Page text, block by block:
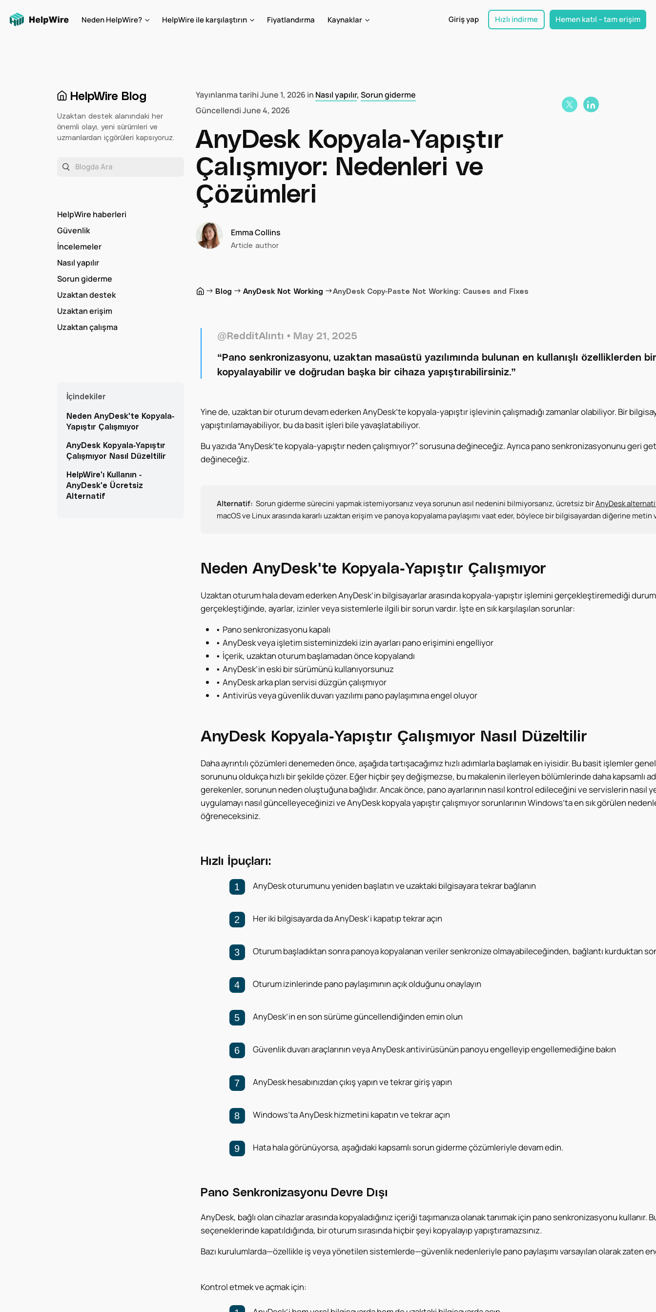
Neden HelpWire? HelpWire ile karşılaştırın Fiyatlandırma Kaynaklar Giriş yap Hızlı indirme Hemen katıl – tam erişim
HelpWire Blog
Uzaktan destek alanındaki her
önemli olayı, yeni sürümleri ve
uzmanlardan içgörüleri kapsıyoruz.
HelpWire haberleri
Güvenlik
İncelemeler
Nasıl yapılır
Sorun giderme
Uzaktan destek
Uzaktan erişim
Uzaktan çalışma
İçindekiler
Neden AnyDesk'te Kopyala-
Yapıştır Çalışmıyor
AnyDesk Kopyala-Yapıştır
Çalışmıyor Nasıl Düzeltilir
HelpWire'ı Kullanın -
AnyDesk'e Ücretsiz
Alternatif
GüncellendiJune 4, 2026
Yayınlanma tarihiJune 1, 2026 in Nasıl yapılır, Sorun giderme
AnyDesk Kopyala-Yapıştır
Çalışmıyor: Nedenleri ve
Çözümleri
Emma Collins
Article author
→ Blog → AnyDesk Not Working →AnyDesk Copy-Paste Not Working: Causes and Fixes
@RedditAlıntı • May 21, 2025
“Pano senkronizasyonu, uzaktan masaüstü yazılımında bulunan en kullanışlı özelliklerden
kopyalayabilir ve doğrudan başka bir cihaza yapıştırabilirsiniz.”
Yine de, uzaktan bir oturum devam ederken AnyDesk’te kopyala-yapıştır işlevinin çalışmadığı zamanlar olabiliyor. Bir
yapıştırılamayabiliyor, bu da basit işleri bile yavaşlatabiliyor.
Bu yazıda “AnyDesk’te kopyala-yapıştır neden çalışmıyor?” sorusuna değineceğiz. Ayrıca pano senkronizasyonunu geri
değineceğiz.
Alternatif: Sorun giderme sürecini yapmak istemiyorsanız veya sorunun asıl nedenini bilmiyorsanız, ücretsiz birAnyDesk
macOS ve Linux arasında kararlı uzaktan erişim ve panoya kopyalama paylaşımı vaat eder, böylece bir bilgisayardan diğerine metin
Neden AnyDesk'te Kopyala-Yapıştır Çalışmıyor
Uzaktan oturum hala devam ederken AnyDesk’in bilgisayarlar arasında kopyala-yapıştır işlemini gerçekleştiremediği
gerçekleştiğinde, ayarlar, izinler veya sistemlerle ilgili bir sorun vardır. İşte en sık karşılaşılan sorunlar:
• Pano senkronizasyonu kapalı
• AnyDesk veya işletim sisteminizdeki izin ayarları pano erişimini engelliyor
• İçerik, uzaktan oturum başlamadan önce kopyalandı
• AnyDesk’in eski bir sürümünü kullanıyorsunuz
• AnyDesk arka plan servisi düzgün çalışmıyor
• Antivirüs veya güvenlik duvarı yazılımı pano paylaşımına engel oluyor
AnyDesk Kopyala-Yapıştır Çalışmıyor Nasıl Düzeltilir
Daha ayrıntılı çözümleri denemeden önce, aşağıda tartışacağımız hızlı adımlarla başlamak en iyisidir. Bu basit işlemler
sorununu oldukça hızlı bir şekilde çözer. Eğer hiçbir şey değişmezse, bu makalenin ilerleyen bölümlerinde daha kapsamlı
gerekenler, sorunun neden oluştuğuna bağlıdır. Ancak önce, pano ayarlarının nasıl kontrol edileceğini ve servislerin nasıl
uygulamayı nasıl güncelleyeceğinizi ve AnyDesk kopyala yapıştır çalışmıyor sorunlarının Windows’ta en sık görülen
öğreneceksiniz.
Hızlı İpuçları:
AnyDesk oturumunu yeniden başlatın ve uzaktaki bilgisayara tekrar bağlanın
Her iki bilgisayarda da AnyDesk’i kapatıp tekrar açın
Oturum başladıktan sonra panoya kopyalanan veriler senkronize olmayabileceğinden, bağlantı kurduktan
Oturum izinlerinde pano paylaşımının açık olduğunu onaylayın
AnyDesk’in en son sürüme güncellendiğinden emin olun
Güvenlik duvarı araçlarının veya AnyDesk antivirüsünün panoyu engelleyip engellemediğine bakın
AnyDesk hesabınızdan çıkış yapın ve tekrar giriş yapın
Windows’ta AnyDesk hizmetini kapatın ve tekrar açın
Hata hala görünüyorsa, aşağıdaki kapsamlı sorun giderme çözümleriyle devam edin.
Pano Senkronizasyonu Devre Dışı
AnyDesk, bağlı olan cihazlar arasında kopyaladığınız içeriği taşımanıza olanak tanımak için pano senkronizasyonu kullanır.
seçeneklerinde kapatıldığında, bir oturum sırasında hiçbir şeyi kopyalayıp yapıştıramazsınız.
Bazı kurulumlarda—özellikle iş veya yönetilen sistemlerde—güvenlik nedenleriyle pano paylaşımı varsayılan olarak zaten
Kontrol etmek ve açmak için: